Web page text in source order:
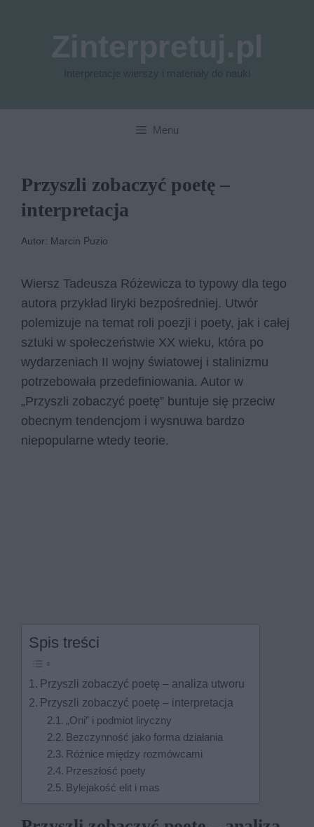
Menu
Przyszli zobaczyć poetę –
interpretacja
Autor: Marcin Puzio
Wiersz Tadeusza Różewicza to typowy dla tego
autora przykład liryki bezpośredniej. Utwór
polemizuje na temat roli poezji i poety, jak i całej
sztuki w społeczeństwie XX wieku, która po
wydarzeniach II wojny światowej i stalinizmu
potrzebowała przedefiniowania. Autor w
„Przyszli zobaczyć poetę” buntuje się przeciw
obecnym tendencjom i wysnuwa bardzo
niepopularne wtedy teorie.
Spis treści
Przyszli zobaczyć poetę – analiza utworu
Przyszli zobaczyć poetę – interpretacja
„Oni” i podmiot liryczny
Bezczynność jako forma działania
Różnice między rozmówcami
Przeszłość poety
Bylejakość elit i mas